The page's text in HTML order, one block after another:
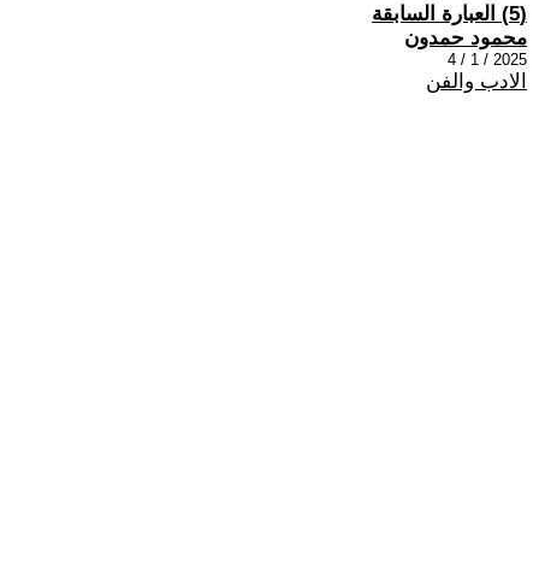
(5) العبارة السابقة
محمود حمدون
2025 / 1 / 4
الادب والفن